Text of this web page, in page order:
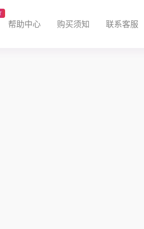
帮助中心 购买须知 联系客服